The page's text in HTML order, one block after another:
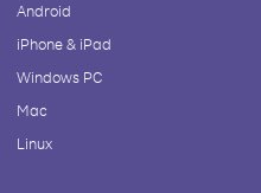
Android
iPhone & iPad
Windows PC
Mac
Linux